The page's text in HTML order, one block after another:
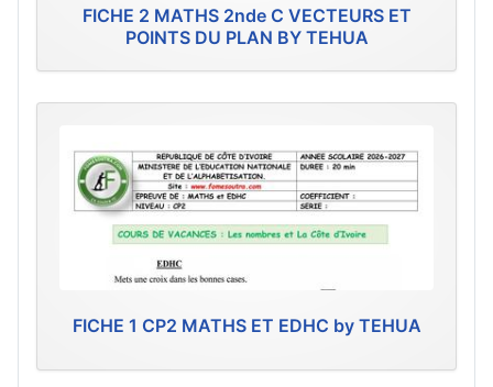
FICHE 2 MATHS 2nde C VECTEURS ET
POINTS DU PLAN BY TEHUA
FICHE 1 CP2 MATHS ET EDHC by TEHUA